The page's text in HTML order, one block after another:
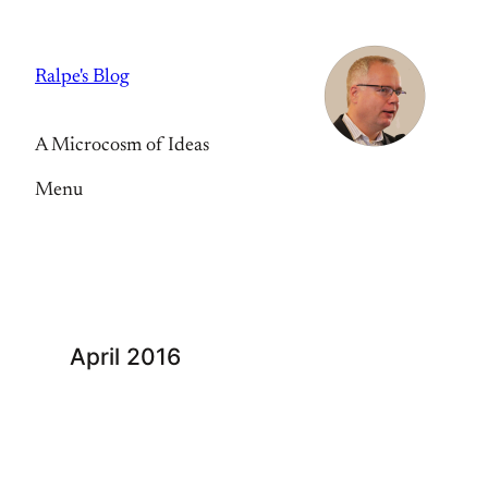
content
Ralpe's Blog
A Microcosm of Ideas
Menu
April 2016